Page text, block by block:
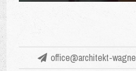
office@architekt-